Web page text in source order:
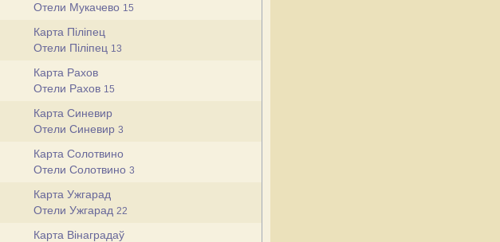
Отели Мукачево 15
Карта Піліпец
Отели Піліпец 13
Карта Рахов
Отели Рахов 15
Карта Синевир
Отели Синевир 3
Карта Солотвино
Отели Солотвино 3
Карта Ужгарад
Отели Ужгарад 22
Карта Вінаградаў